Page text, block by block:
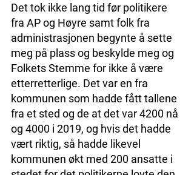
Det tok ikke lang tid før politikere
fra AP og Høyre samt folk fra
administrasjonen begynte å sette
meg på plass og beskylde meg og
Folkets Stemme for ikke å være
etterretterlige. Det var en fra
kommunen som hadde fått tallene
fra et sted og de at det var 4200 nå
og 4000 i 2019, og hvis det hadde
vært riktig, så hadde likevel
kommunen økt med 200 ansatte i